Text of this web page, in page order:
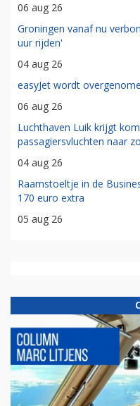
06 aug 26
Groningen vanaf nu
uur rijden'
04 aug 26
easyJet wordt
06 aug 26
Luchthaven Luik krijgt
passagiersvluchten naar
04 aug 26
Raamstoeltje in de
170 euro extra
05 aug 26